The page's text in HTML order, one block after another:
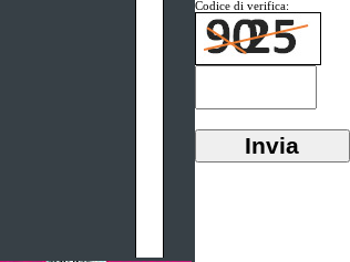
Codice di verifica: